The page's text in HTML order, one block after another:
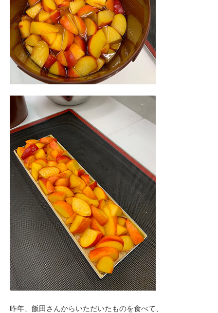
昨年、飯田さんからいただいたものを食べて、